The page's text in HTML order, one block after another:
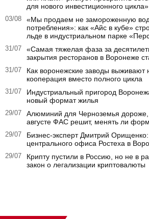
для нового инвестиционного цикла»
03/08
«Мы продаем не замороженную
потребления»: как «Айс в кубе»
льде в индустриальном парке
31/07
«Самая тяжелая фаза за
закрытия ресторанов в Воронеже
31/07
Как воронежские заводы выживают
кооперация вместо полного цикла
31/07
Индустриальный пригород
новый формат жилья
29/07
Алюминий для Черноземья
августе ФАС решит, менять ли
29/07
Бизнес-эксперт Дмитрий
центрального офиса Ростеха в
29/07
Крипту пустили в Россию, но не в
закон о легализации криптовалюты